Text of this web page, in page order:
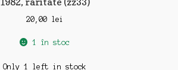
20,00 lei
1 în stoc
Only 1 left in stock